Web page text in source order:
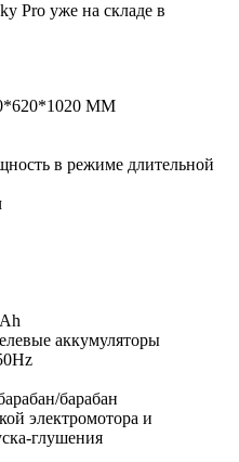
Pro уже на складе в
ММ
в режиме длительной
аккумуляторы
барабан
электромотора и
глушения